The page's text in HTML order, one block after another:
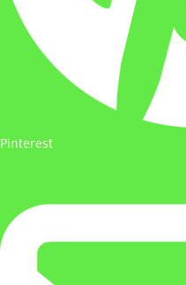
Pinterest